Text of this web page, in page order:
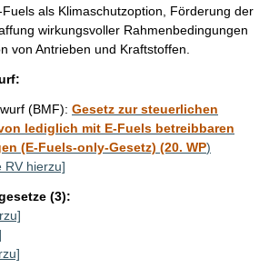
als Klimaschutzoption, Förderung der
wirkungsvoller Rahmenbedingungen
von Antrieben und Kraftstoffen.
(BMF): Gesetz zur steuerlichen
lediglich mit E-Fuels betreibbaren
(E-Fuels-only-Gesetz) (20. WP)
RV hierzu]
(3):